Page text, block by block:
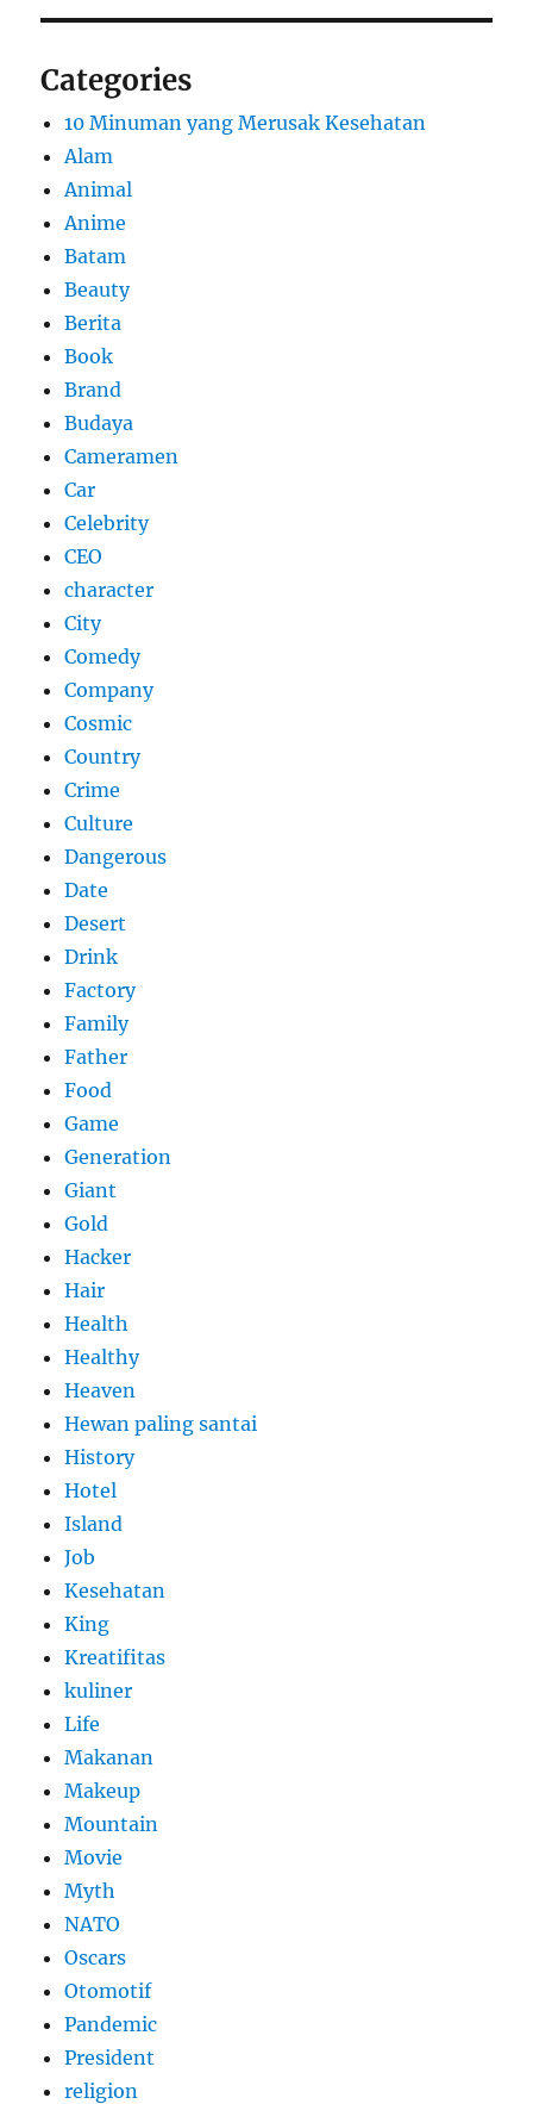
Categories
10 Minuman yang Merusak Kesehatan
Alam
Animal
Anime
Batam
Beauty
Berita
Book
Brand
Budaya
Cameramen
Car
Celebrity
CEO
character
City
Comedy
Company
Cosmic
Country
Crime
Culture
Dangerous
Date
Desert
Drink
Factory
Family
Father
Food
Game
Generation
Giant
Gold
Hacker
Hair
Health
Healthy
Heaven
Hewan paling santai
History
Hotel
Island
Job
Kesehatan
King
Kreatifitas
kuliner
Life
Makanan
Makeup
Mountain
Movie
Myth
NATO
Oscars
Otomotif
Pandemic
President
religion